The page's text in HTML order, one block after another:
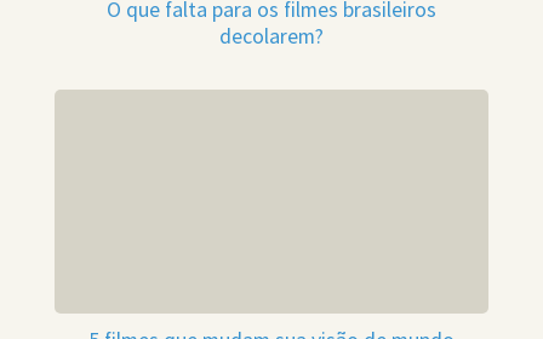
O que falta para os filmes brasileiros
decolarem?